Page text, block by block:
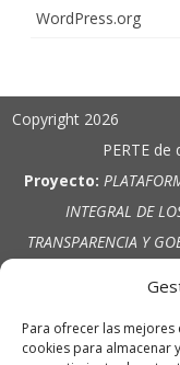
Para ofrecer las
cookies para almacenar
WordPress.org
Copyright 2026
PERTE
Proyecto:
INTEGRAL DE
TRANSPARENCIA Y
Entidad